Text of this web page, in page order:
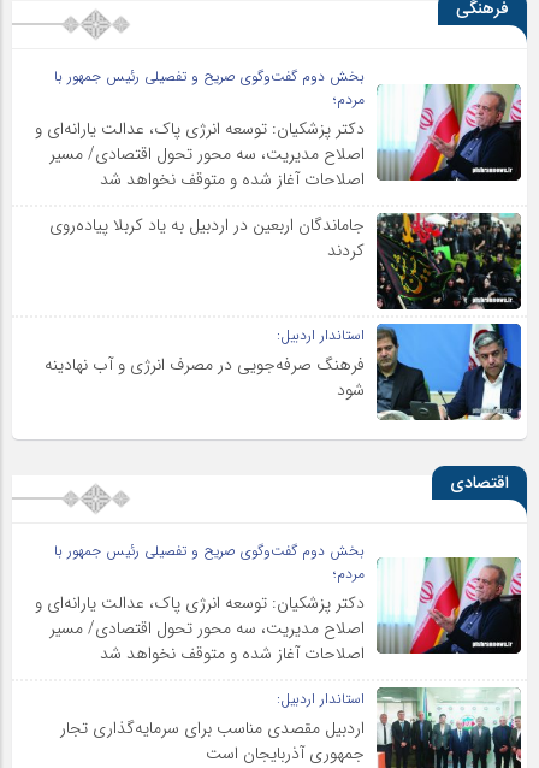
فرهنگی
بخش دوم گفت‌وگوی صریح و تفصیلی رئیس جمهور با
مردم؛
دکتر پزشکیان: توسعه انرژی پاک، عدالت یارانه‌ای و
اصلاح مدیریت، سه محور تحول اقتصادی/ مسیر
اصلاحات آغاز شده و متوقف نخواهد شد
جاماندگان اربعین در اردبیل به یاد کربلا پیاده‌روی
کردند
استاندار اردبیل:
فرهنگ صرفه‌جویی در مصرف انرژی و آب نهادینه
شود
اقتصادی
بخش دوم گفت‌وگوی صریح و تفصیلی رئیس جمهور با
مردم؛
دکتر پزشکیان: توسعه انرژی پاک، عدالت یارانه‌ای و
اصلاح مدیریت، سه محور تحول اقتصادی/ مسیر
اصلاحات آغاز شده و متوقف نخواهد شد
استاندار اردبیل:
اردبیل مقصدی مناسب برای سرمایه‌گذاری تجار
جمهوری آذربایجان است